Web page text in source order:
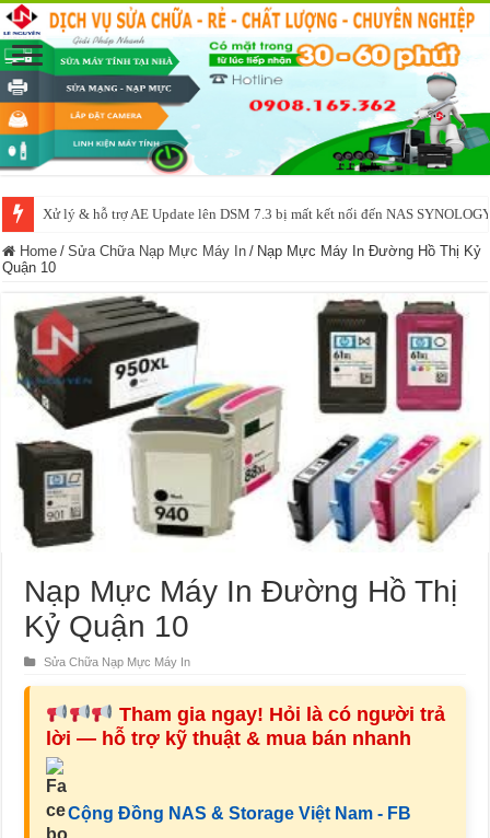
Xử lý & hỗ trợ AE Update lên DSM 7.3 bị mất kết nối đến NAS
NAS IO DATA N3160 2BAY 4BAY – chạy SYNOLOGY, OMV, CASA
Home / Sửa Chữa Nạp Mực Máy In / Nạp Mực Máy In Đường Hồ Thị Kỷ
Quận 10
Nạp Mực Máy In Đường Hồ Thị
Kỷ Quận 10
Sửa Chữa Nạp Mực Máy In
Tham gia ngay! Hỏi là có người trả
lời — hỗ trợ kỹ thuật & mua bán nhanh
Cộng Đồng NAS & Storage Việt Nam - FB